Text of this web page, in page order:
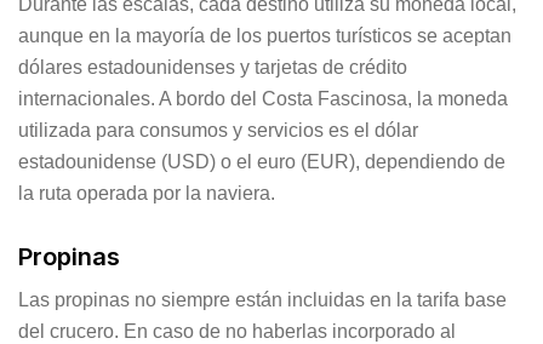
aunque en la mayoría de los puertos turísticos se aceptan
dólares estadounidenses y tarjetas de crédito
internacionales. A bordo del Costa Fascinosa, la moneda
utilizada para consumos y servicios es el dólar
estadounidense (USD) o el euro (EUR), dependiendo de
la ruta operada por la naviera.
Propinas
Las propinas no siempre están incluidas en la tarifa base
del crucero. En caso de no haberlas incorporado al